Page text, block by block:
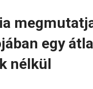
egy
nélkül